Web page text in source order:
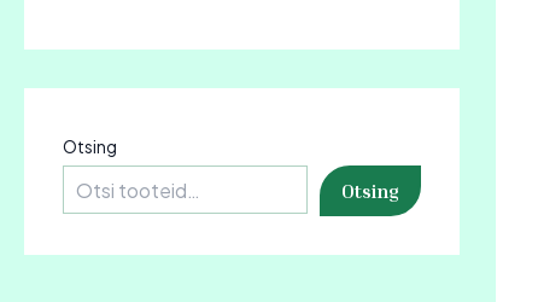
Otsing
Otsing